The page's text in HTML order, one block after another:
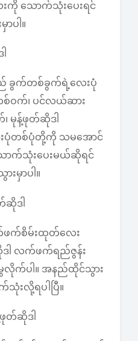
းကို သောက်သုံးပေးရင်
ပါ။
ည် ခွက်တစ်ခွက်ရဲ့လေးပုံ
ဝက်၊ ပင်လယ်ဆား
မုန့်ဖုတ်ဆိုဒါ
ပုံတစ်ပုံတို့ကို သမအောင်
ောက်သုံးပေးမယ်ဆိုရင်
မှာပါ။
ဆိုဒါ
က်စိမ်းထုတ်လေး
ါ လက်ဖက်ရည်ဇွန်း
လိုက်ပါ။ အနည်ထိုင်သွား
သုံးလို့ရပါပြီ။
တ်ဆိုဒါ